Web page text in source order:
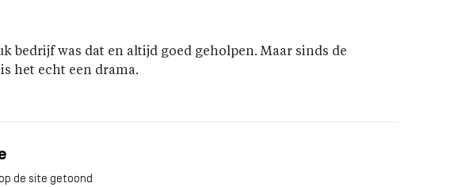
bedrijf was dat en altijd goed geholpen. Maar sinds de
het echt een drama.
de site getoond